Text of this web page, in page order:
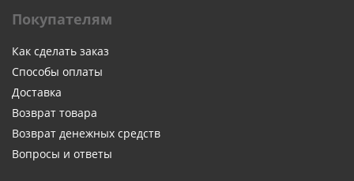
Покупателям
Как сделать заказ
Способы оплаты
Доставка
Возврат товара
Возврат денежных средств
Вопросы и ответы